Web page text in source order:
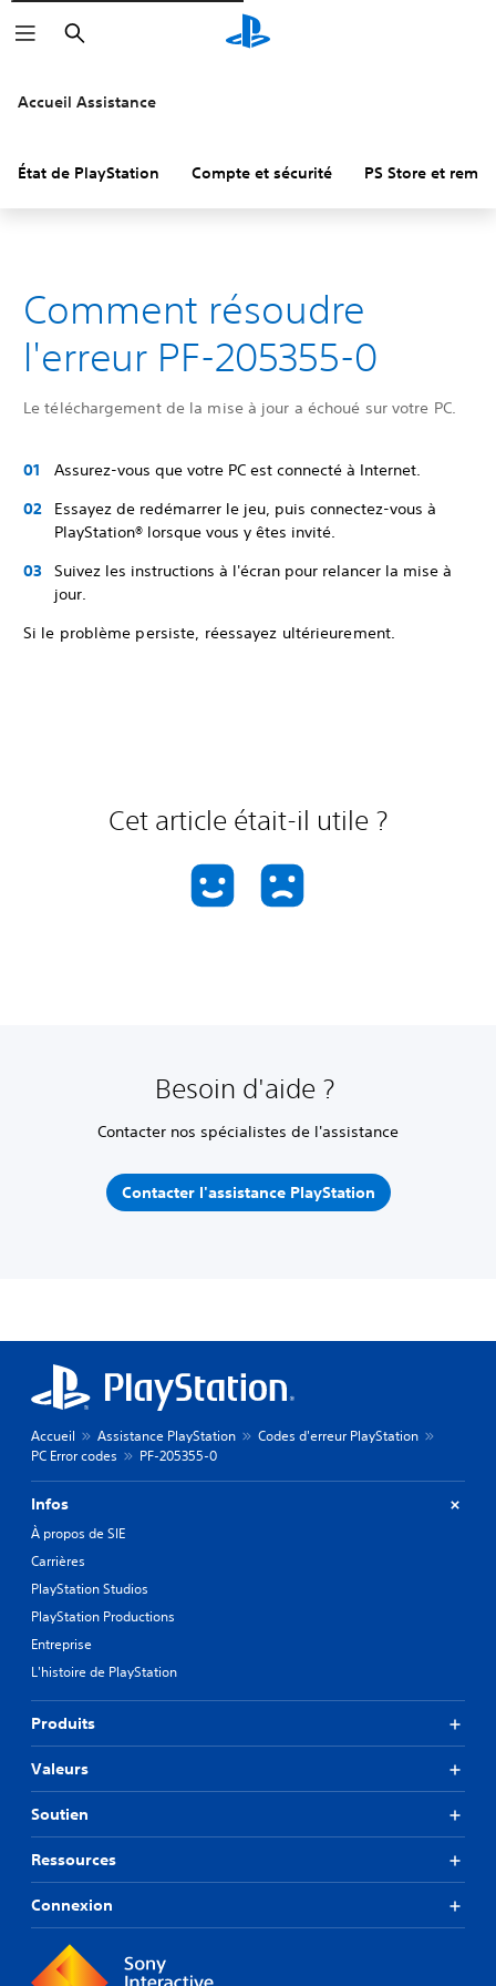
Rechercher
Accueil Assistance
État de PlayStation Compte et sécurité PS Store et
Comment résoudre
l'erreur PF-205355-0
Le téléchargement de la mise à jour a échoué sur votre PC.
Assurez-vous que votre PC est connecté à Internet.
Essayez de redémarrer le jeu, puis connectez-vous à
PlayStation® lorsque vous y êtes invité.
Suivez les instructions à l'écran pour relancer la mise à
jour.
Si le problème persiste, réessayez ultérieurement.
Cet article était-il utile ?
Besoin d'aide ?
Contacter nos spécialistes de l'assistance
Contacter l'assistance PlayStation
Accueil Assistance PlayStation
Codes d'erreur PlayStation
PC Error codes
PF-205355-0
Infos
À propos de SIE
Carrières
PlayStation Studios
PlayStation Productions
Entreprise
L'histoire de PlayStation
Produits
Valeurs
Soutien
Ressources
Connexion